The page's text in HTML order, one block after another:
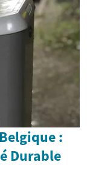
:
Durable